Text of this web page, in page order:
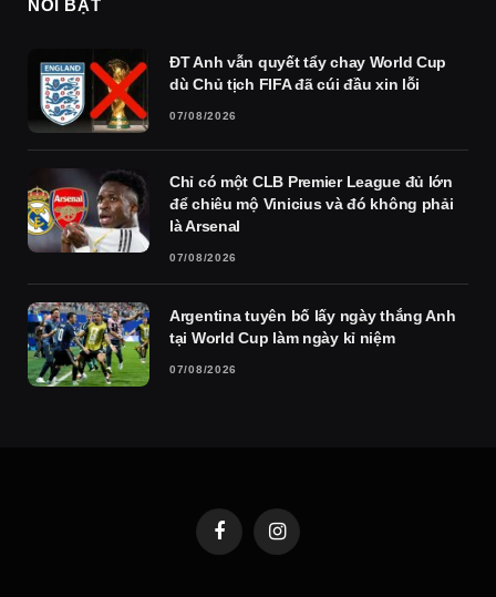
NỔI BẬT
ĐT Anh vẫn quyết tẩy chay World Cup
dù Chủ tịch FIFA đã cúi đầu xin lỗi
07/08/2026
Chỉ có một CLB Premier League đủ lớn
để chiêu mộ Vinicius và đó không phải
là Arsenal
07/08/2026
Argentina tuyên bố lấy ngày thắng Anh
tại World Cup làm ngày kỉ niệm
07/08/2026
FacebookInstagram